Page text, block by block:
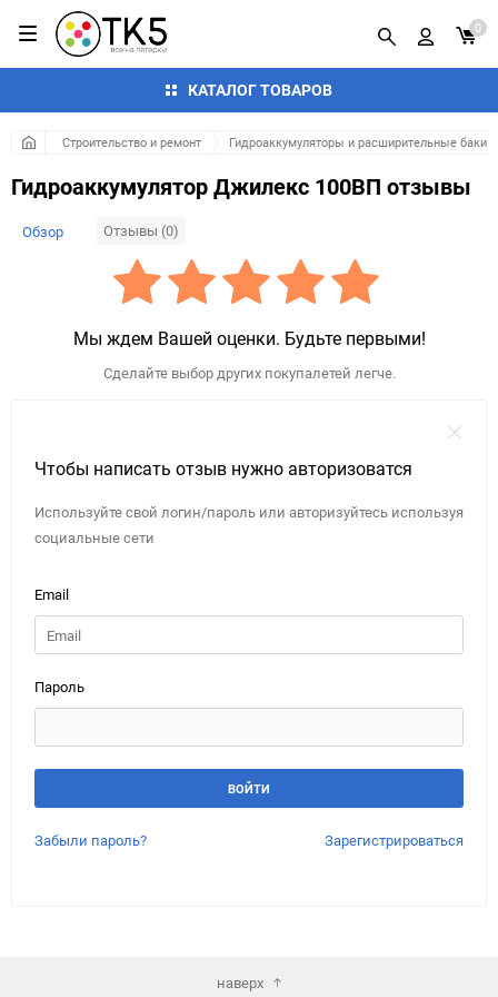
КАТАЛОГ ТОВАРОВ
0
Строительство и ремонт Гидроаккумуляторы и расширительные баки
Гидроаккумулятор Джилекс 100ВП отзывы
Обзор Отзывы (0)
Мы ждем Вашей оценки. Будьте первыми!
Сделайте выбор других покупалетей легче.
Чтобы написать отзыв нужно авторизоватся
Используйте свой логин/пароль или авторизуйтесь используя
социальные сети
Email
Пароль
Забыли пароль? Зарегистрироваться
наверх